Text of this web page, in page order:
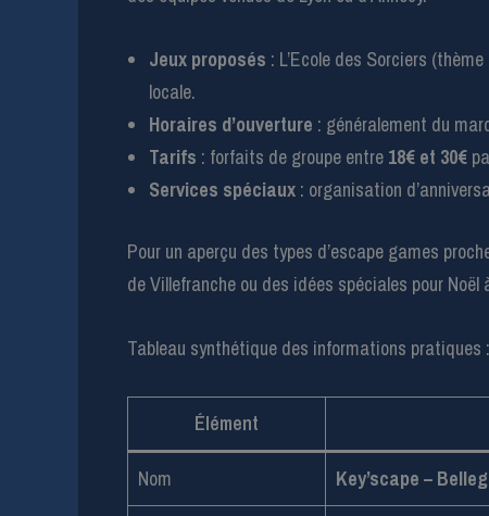
Jeux proposés : L’Ecole des Sorciers
locale.
Horaires d’ouverture : généralement du
Tarifs : forfaits de groupe entre 18€ et 30€
Services spéciaux : organisation
Pour un aperçu des types d’escape games
de Villefranche ou des idées spéciales pour
Tableau synthétique des informations pratiques :
Élément
Nom
Key’scape –